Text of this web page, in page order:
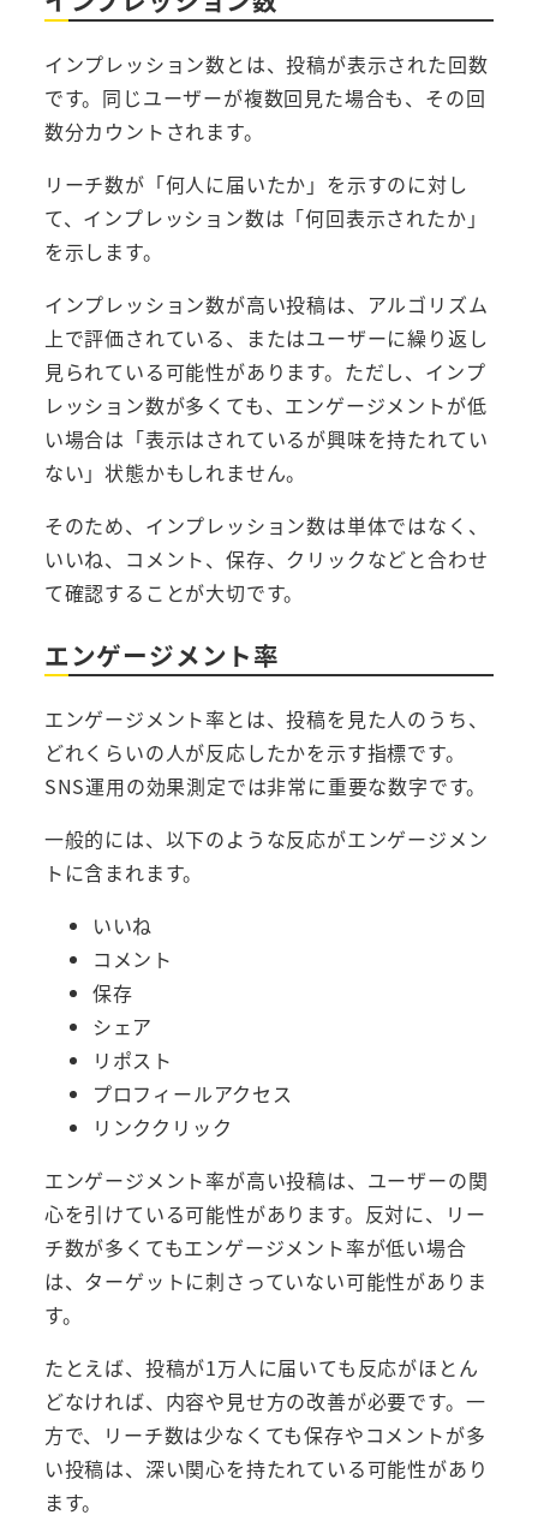
インプレッション数とは、投稿が表示された回数
です。同じユーザーが複数回見た場合も、その回
数分カウントされます。
リーチ数が「何人に届いたか」を示すのに対し
て、インプレッション数は「何回表示されたか」
を示します。
インプレッション数が高い投稿は、アルゴリズム
上で評価されている、またはユーザーに繰り返し
見られている可能性があります。ただし、インプ
レッション数が多くても、エンゲージメントが低
い場合は「表示はされているが興味を持たれてい
ない」状態かもしれません。
そのため、インプレッション数は単体ではなく、
いいね、コメント、保存、クリックなどと合わせ
て確認することが大切です。
エンゲージメント率
エンゲージメント率とは、投稿を見た人のうち、
どれくらいの人が反応したかを示す指標です。
SNS運用の効果測定では非常に重要な数字です。
一般的には、以下のような反応がエンゲージメン
トに含まれます。
いいね
コメント
保存
シェア
リポスト
プロフィールアクセス
リンククリック
エンゲージメント率が高い投稿は、ユーザーの関
心を引けている可能性があります。反対に、リー
チ数が多くてもエンゲージメント率が低い場合
は、ターゲットに刺さっていない可能性がありま
す。
たとえば、投稿が1万人に届いても反応がほとん
どなければ、内容や見せ方の改善が必要です。一
方で、リーチ数は少なくても保存やコメントが多
い投稿は、深い関心を持たれている可能性があり
ます。